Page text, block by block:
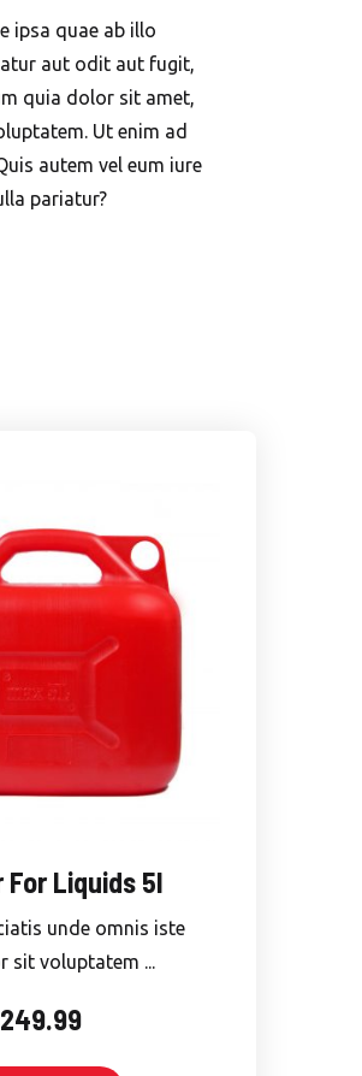
ipsa quae ab illo
aut odit aut fugit,
quia dolor sit amet,
Ut enim ad
autem vel eum iure
pariatur?
For Liquids 5l
unde omnis iste
sit voluptatem ...
249.99